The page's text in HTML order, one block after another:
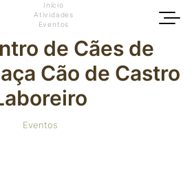
Início
Atividades
Eventos
de Cães de
Cão de Castro
Eventos